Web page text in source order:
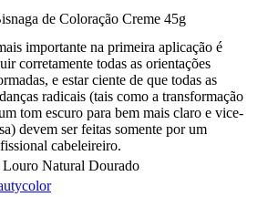
de Coloração Creme 45g
importante na primeira aplicação é
corretamente todas as orientações
e estar ciente de que todas as
radicais (tais como a transformação
tom escuro para bem mais claro e vice-
devem ser feitas somente por um
cabeleireiro.
Louro Natural Dourado